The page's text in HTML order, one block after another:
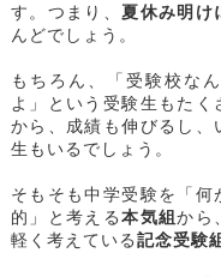
す。つまり、夏休み明け
んどでしょう。
もちろん、「受験校な
よ」という受験生もた
から、成績も伸びるし、
生もいるでしょう。
そもそも中学受験を「何
的」と考える本気組から
軽く考えている 記念受験組